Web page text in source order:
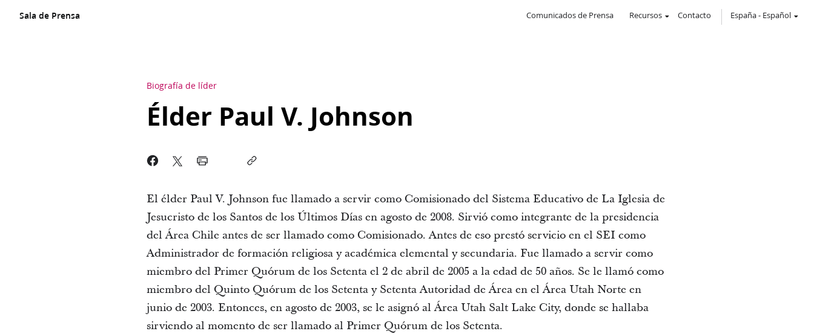
Sala de Prensa Comunicados de Prensa Recursos Contacto España- Español
Biografía de líder
Élder Paul V. Johnson
El élder Paul V. Johnson fue llamado a servir como Comisionado del Sistema Educativo de La Iglesia de
Jesucristo de los Santos de los Últimos Días en agosto de 2008. Sirvió como integrante de la presidencia
del Área Chile antes de ser llamado como Comisionado. Antes de eso prestó servicio en el SEI como
Administrador de formación religiosa y académica elemental y secundaria. Fue llamado a servir como
miembro del Primer Quórum de los Setenta el 2 de abril de 2005 a la edad de 50 años. Se le llamó como
miembro del Quinto Quórum de los Setenta y Setenta Autoridad de Área en el Área Utah Norte en
junio de 2003. Entonces, en agosto de 2003, se le asignó al Área Utah Salt Lake City, donde se hallaba
sirviendo al momento de ser llamado al Primer Quórum de los Setenta.